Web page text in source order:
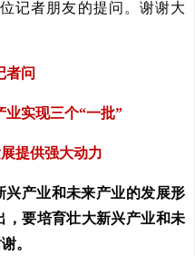
记者朋友的提问。谢谢大
者问
业实现三个“一批”
提供强大动力
产业和未来产业的发展形
，要培育壮大新兴产业和未
。